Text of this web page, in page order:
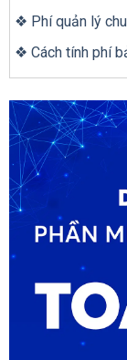
❖ Phí quản lý
❖ Cách tính phí